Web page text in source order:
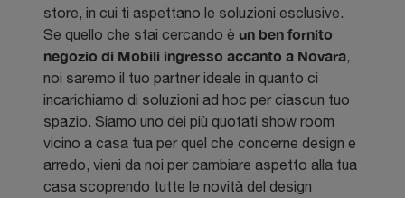
store, in cui ti aspettano le soluzioni esclusive.
Se quello che stai cercando è un ben fornito
negozio di Mobili ingresso accanto a Novara,
noi saremo il tuo partner ideale in quanto ci
incarichiamo di soluzioni ad hoc per ciascun tuo
spazio. Siamo uno dei più quotati show room
vicino a casa tua per quel che concerne design e
arredo, vieni da noi per cambiare aspetto alla tua
casa scoprendo tutte le novità del design